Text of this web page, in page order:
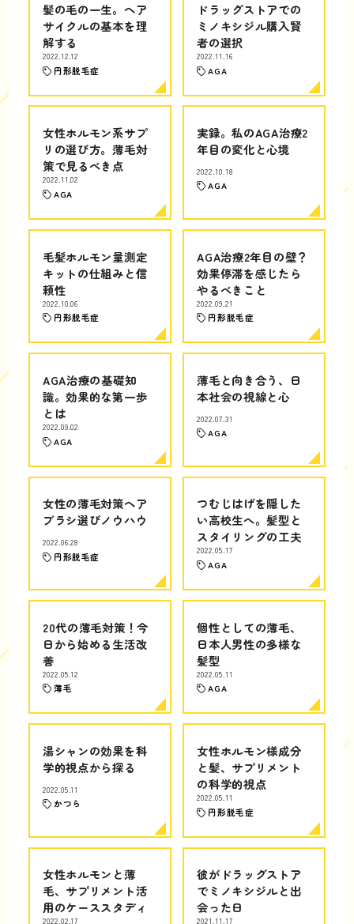
髪の毛の一生。ヘア
サイクルの基本を理
解する
2022.12.12
円形脱毛症
ドラッグストアでの
ミノキシジル購入賢
者の選択
2022.11.16
AGA
女性ホルモン系サプ
リの選び方。薄毛対
策で見るべき点
2022.11.02
AGA
実録。私のAGA治療2
年目の変化と心境
2022.10.18
AGA
毛髪ホルモン量測定
キットの仕組みと信
頼性
2022.10.06
円形脱毛症
AGA治療2年目の壁？
効果停滞を感じたら
やるべきこと
2022.09.21
円形脱毛症
AGA治療の基礎知
識。効果的な第一歩
とは
2022.09.02
AGA
薄毛と向き合う、日
本社会の視線と心
2022.07.31
AGA
女性の薄毛対策ヘア
ブラシ選びノウハウ
2022.06.28
円形脱毛症
つむじはげを隠した
い高校生へ。髪型と
スタイリングの工夫
2022.05.17
AGA
20代の薄毛対策！今
日から始める生活改
善
2022.05.12
薄毛
個性としての薄毛、
日本人男性の多様な
髪型
2022.05.11
AGA
湯シャンの効果を科
学的視点から探る
2022.05.11
かつら
女性ホルモン様成分
と髪、サプリメント
の科学的視点
2022.05.11
円形脱毛症
女性ホルモンと薄
毛、サプリメント活
用のケーススタディ
2022.02.17
彼がドラッグストア
でミノキシジルと出
会った日
2021.11.17